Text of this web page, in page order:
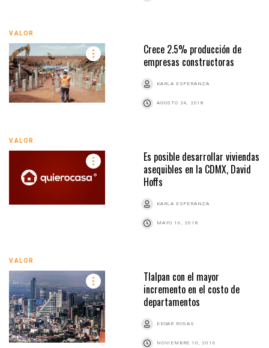
VALOR
Crece 2.5% producción de
empresas constructoras
KARLA ESPERANZA
AGOSTO 24, 2018
VALOR
Es posible desarrollar viviendas
asequibles en la CDMX, David
Hoffs
KARLA ESPERANZA
MAYO 16, 2018
VALOR
Tlalpan con el mayor
incremento en el costo de
departamentos
EDGAR ROSAS
NOVIEMBRE 10, 2016